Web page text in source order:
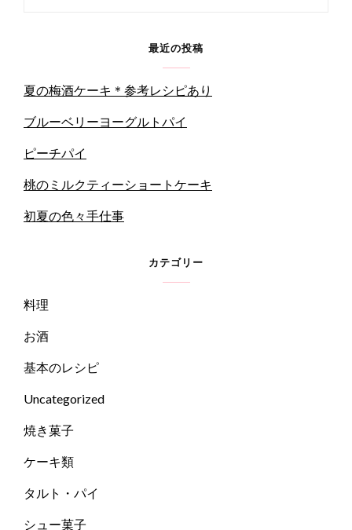
最近の投稿
夏の梅酒ケーキ＊参考レシピあり
ブルーベリーヨーグルトパイ
ピーチパイ
桃のミルクティーショートケーキ
初夏の色々手仕事
カテゴリー
料理
お酒
基本のレシピ
Uncategorized
焼き菓子
ケーキ類
タルト・パイ
シュー菓子